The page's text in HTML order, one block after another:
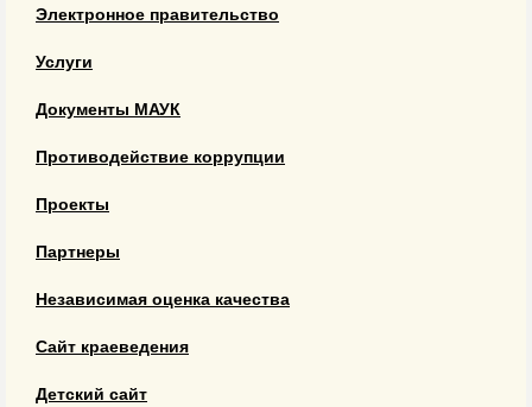
Электронное правительство
Услуги
Документы МАУК
Противодействие коррупции
Проекты
Партнеры
Независимая оценка качества
Сайт краеведения
Детский сайт